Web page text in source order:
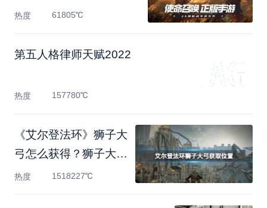
热度 61805℃
第五人格律师天赋2022
热度 157780℃
《艾尔登法环》狮子大
弓怎么获得？狮子大弓
获
热度 1518227℃